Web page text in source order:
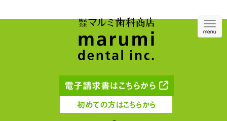
menu
電子請求書はこちらから
初めての方はこちらから